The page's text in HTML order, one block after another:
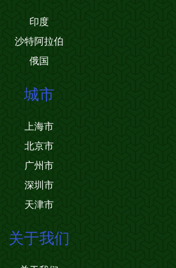
印度
沙特阿拉伯
俄国
城市
上海市
北京市
广州市
深圳市
天津市
关于我们